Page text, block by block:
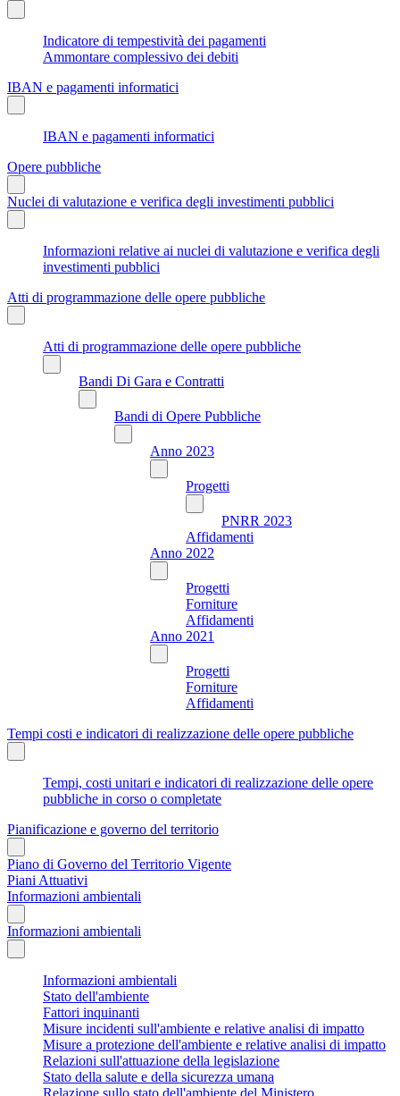
Indicatore di tempestività dei pagamenti
Ammontare complessivo dei debiti
IBAN e pagamenti informatici
IBAN e pagamenti informatici
Opere pubbliche
Nuclei di valutazione e verifica degli investimenti pubblici
Informazioni relative ai nuclei di valutazione e verifica degli
investimenti pubblici
Atti di programmazione delle opere pubbliche
Atti di programmazione delle opere pubbliche
Bandi Di Gara e Contratti
Bandi di Opere Pubbliche
Anno 2023
Progetti
PNRR 2023
Affidamenti
Anno 2022
Progetti
Forniture
Affidamenti
Anno 2021
Progetti
Forniture
Affidamenti
Tempi costi e indicatori di realizzazione delle opere pubbliche
Tempi, costi unitari e indicatori di realizzazione delle opere
pubbliche in corso o completate
Pianificazione e governo del territorio
Piano di Governo del Territorio Vigente
Piani Attuativi
Informazioni ambientali
Informazioni ambientali
Informazioni ambientali
Stato dell'ambiente
Fattori inquinanti
Misure incidenti sull'ambiente e relative analisi di impatto
Misure a protezione dell'ambiente e relative analisi di impatto
Relazioni sull'attuazione della legislazione
Stato della salute e della sicurezza umana
Relazione sullo stato dell'ambiente del Ministero